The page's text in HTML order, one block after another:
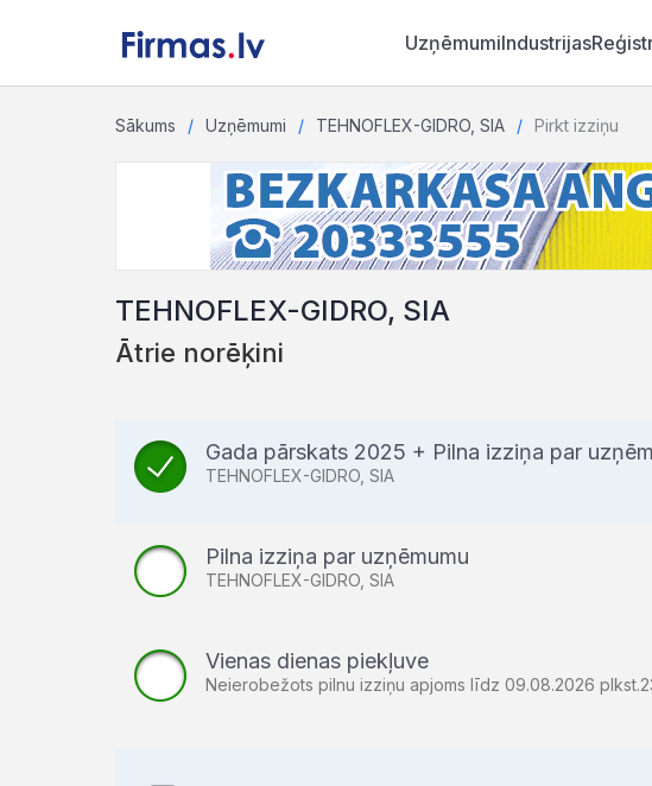
UzņēmumiIndustrijas
Sākums Uzņēmumi TEHNOFLEX-GIDRO, SIA Pirkt izziņu
TEHNOFLEX-GIDRO, SIA
Ātrie norēķini
Gada pārskats 2025 + Pilna izziņa par
TEHNOFLEX-GIDRO, SIA
Pilna izziņa par uzņēmumu
TEHNOFLEX-GIDRO, SIA
Vienas dienas piekļuve
Neierobežots pilnu izziņu apjoms līdz 09.08.2026